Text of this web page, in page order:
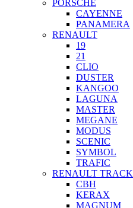
PORSCHE
CAYENNE
PANAMERA
RENAULT
19
21
CLIO
DUSTER
KANGOO
LAGUNA
MASTER
MEGANE
MODUS
SCENIC
SYMBOL
TRAFIC
RENAULT TRACK
CBH
KERAX
MAGNUM